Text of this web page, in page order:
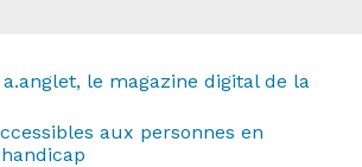
le magazine digital de la
aux personnes en